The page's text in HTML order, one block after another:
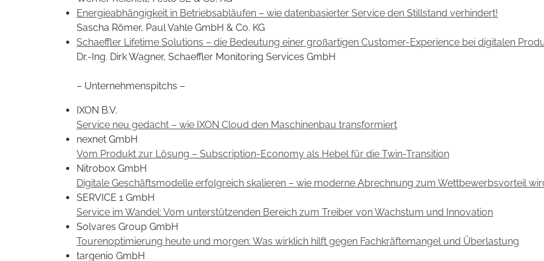
Energieabhängigkeit in Betriebsabläufen – wie datenbasierter Service den Stillstand verhindert!
Sascha Römer, Paul Vahle GmbH & Co. KG
Schaeffler Lifetime Solutions – die Bedeutung einer großartigen Customer-Experience bei digitalen
Dr.-Ing. Dirk Wagner, Schaeffler Monitoring Services GmbH
– Unternehmenspitchs –
IXON B.V.
Service neu gedacht – wie IXON Cloud den Maschinenbau transformiert
nexnet GmbH
Vom Produkt zur Lösung – Subscription-Economy als Hebel für die Twin-Transition
Nitrobox GmbH
Digitale Geschäftsmodelle erfolgreich skalieren – wie moderne Abrechnung zum Wettbewerbsvorteil
SERVICE 1 GmbH
Service im Wandel: Vom unterstützenden Bereich zum Treiber von Wachstum und Innovation
Solvares Group GmbH
Tourenoptimierung heute und morgen: Was wirklich hilft gegen Fachkräftemangel und Überlastung
targenio GmbH